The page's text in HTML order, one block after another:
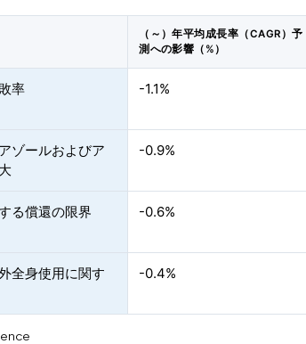
（～）年平均成長率（CAGR）予
測への影響（%）
率 -1.1%
ゾールおよびア
-0.9%
る償還の限界 -0.6%
全身使用に関す
-0.4%